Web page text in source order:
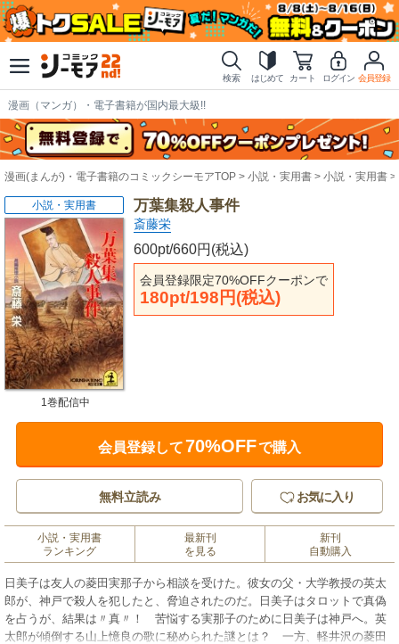
検索 はじめて カート ログイン 会員登録
漫画（マンガ）・電子書籍が国内最大級!!
漫画(まんが)・電子書籍のコミックシーモアTOP 小説・実用書 小説・実用書
万葉集殺人事件
斎藤栄
600pt/660円(税込)
会員登録限定70%OFFクーポンで
180pt/198円(税込)
小説・実用書
1巻配信中
会員登録して70%OFFで購入
無料立読み お気に入り
小説・実用書
ランキング
最新刊
を見る
新刊
自動購入
日美子は友人の菱田実那子から相談を受けた。彼女の父・大学教授の英太
郎が、神戸で殺人を犯したと、脅迫されたのだ。日美子はタロットで真偽
を占うが、結果は〃真〃！ 苦悩する実那子のために日美子は神戸へ。英
太郎が傾倒する山上憶良の歌に秘められた謎とは？ 一方、軽井沢の菱田